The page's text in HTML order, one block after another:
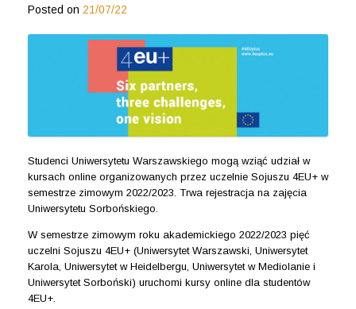
Posted on 21/07/22
Studenci Uniwersytetu Warszawskiego mogą wziąć udział w
kursach online organizowanych przez uczelnie Sojuszu 4EU+ w
semestrze zimowym 2022/2023. Trwa rejestracja na zajęcia
Uniwersytetu Sorbońskiego.
W semestrze zimowym roku akademickiego 2022/2023 pięć
uczelni Sojuszu 4EU+ (Uniwersytet Warszawski, Uniwersytet
Karola, Uniwersytet w Heidelbergu, Uniwersytet w Mediolanie i
Uniwersytet Sorboński) uruchomi kursy online dla studentów
4EU+.